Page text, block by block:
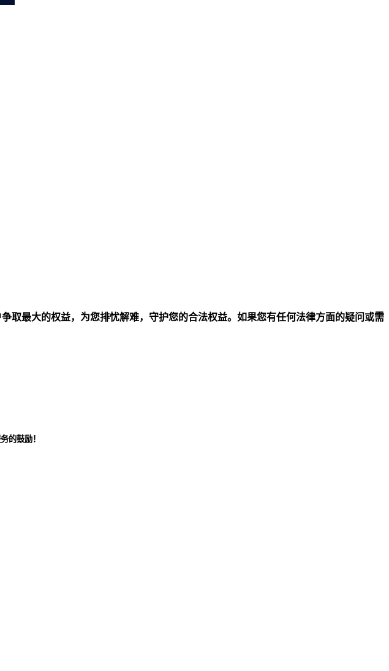
取最大的权益，为您排忧解难，守护您的合法权益。如果您有任何法律方面的疑问或需
的鼓励！